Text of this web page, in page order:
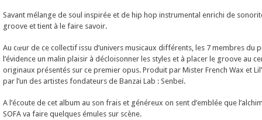
Savant mélange de soul inspirée et de hip hop instrumental enrichi de
groove et tient à le faire savoir.
Au cœur de ce collectif issu d’univers musicaux différents, les 7 membres du
l’évidence un malin plaisir à décloisonner les styles et à placer le groove au
originaux présentés sur ce premier opus. Produit par Mister French Wax et Lil’
par l’un des artistes fondateurs de Banzai Lab : Senbeï.
A l’écoute de cet album au son frais et généreux on sent d’emblée que
SOFA va faire quelques émules sur scène.